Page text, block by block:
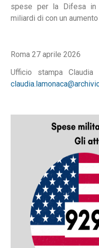
spese per la Difesa
miliardi di con un
Roma 27 aprile 2026
Ufficio stampa